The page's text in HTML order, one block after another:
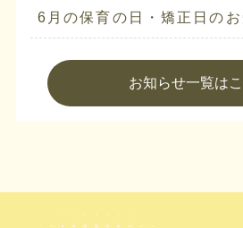
6月の保育の日・矯正日の
お知らせ一覧は